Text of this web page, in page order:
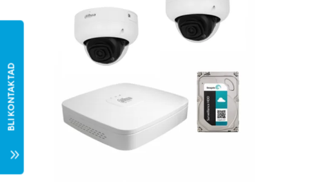
7
BLI KONTAKTAD